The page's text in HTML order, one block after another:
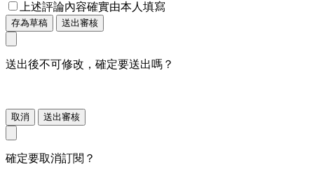
上述評論內容確實由本人填寫
存為草稿 送出審核
送出後不可修改，確定要送出嗎？
取消 送出審核
確定要取消訂閱？